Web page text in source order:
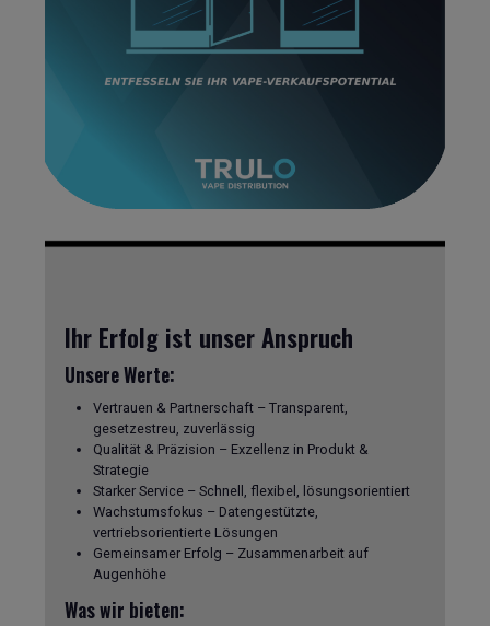
Ihr Erfolg ist unser Anspruch
Unsere Werte:
Vertrauen & Partnerschaft – Transparent,
gesetzestreu, zuverlässig
Qualität & Präzision – Exzellenz in Produkt &
Strategie
Starker Service – Schnell, flexibel, lösungsorientiert
Wachstumsfokus – Datengestützte,
vertriebsorientierte Lösungen
Gemeinsamer Erfolg – Zusammenarbeit auf
Augenhöhe
Was wir bieten: